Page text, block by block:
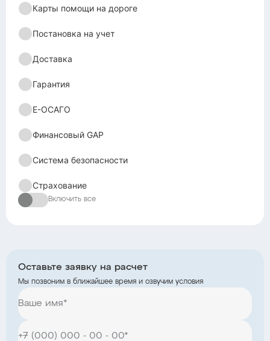
Карты помощи на дороге
Постановка на учет
Доставка
Гарантия
Е-ОСАГО
Финансовый GAP
Система безопасности
Страхование
Включить все
Оставьте заявку на расчет
Мы позвоним в ближайшее время и озвучим условия